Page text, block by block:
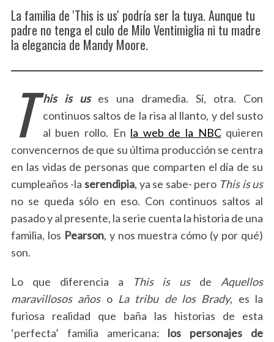
La familia de 'This is us' podría ser la tuya. Aunque tu
padre no tenga el culo de Milo Ventimiglia ni tu madre
la elegancia de Mandy Moore.
T his is us es una dramedia. Sí, otra. Con
continuos saltos de la risa al llanto, y del susto
al buen rollo. En la web de la NBCquieren
convencernos de que su última producción se centra
en las vidas de personas que comparten el día de su
cumpleaños -laserendipia, ya se sabe- pero This is us
no se queda sólo en eso. Con continuos saltos al
pasado y al presente, la serie cuenta la historia de una
familia, los Pearson, y nos muestra cómo (y por qué)
son.
Lo que diferencia a This is usde Aquellos
maravillosos añoso La tribu de los Brady, es la
furiosa realidad que baña las historias de esta
‘perfecta’ familia americana: los personajes de